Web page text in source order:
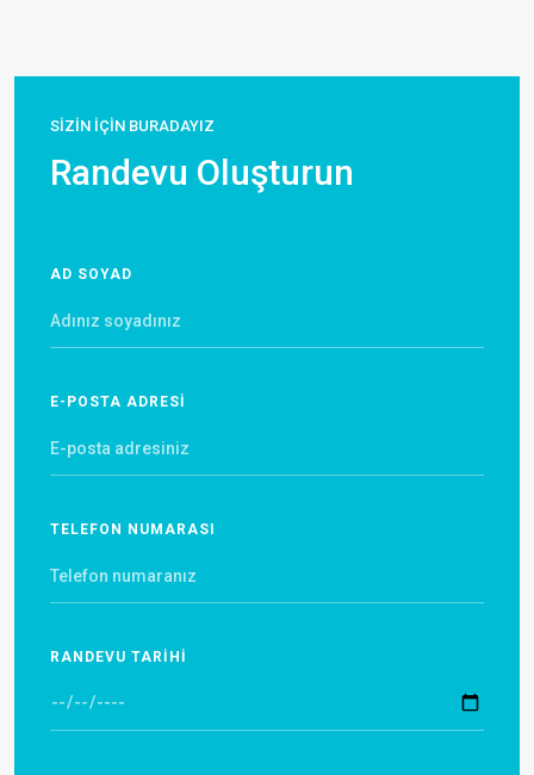
SİZİN İÇİN BURADAYIZ
Randevu Oluşturun
AD SOYAD
E-POSTA ADRESİ
TELEFON NUMARASI
RANDEVU TARİHİ